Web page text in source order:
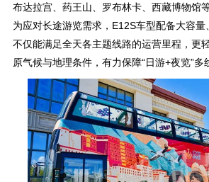
布达拉宫、药王山、罗布林卡、西藏博物馆
为应对长途游览需求，E12S车型配备大容量
不仅能满足全天各主题线路的运营里程，更
原气候与地理条件，有力保障“日游+夜览”多